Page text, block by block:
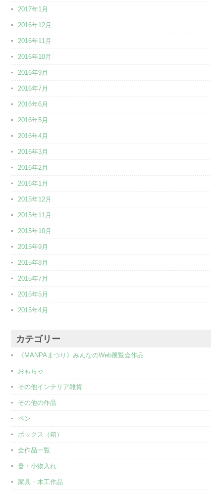
2017年1月
2016年12月
2016年11月
2016年10月
2016年9月
2016年7月
2016年6月
2016年5月
2016年4月
2016年3月
2016年2月
2016年1月
2015年12月
2015年11月
2015年10月
2015年9月
2015年8月
2015年7月
2015年5月
2015年4月
カテゴリー
《MANPAまつり》みんなのWeb展覧会作品
おもちゃ
その他インテリア雑貨
その他の作品
ペン
ボックス（箱）
全作品一覧
器・小物入れ
家具・木工作品